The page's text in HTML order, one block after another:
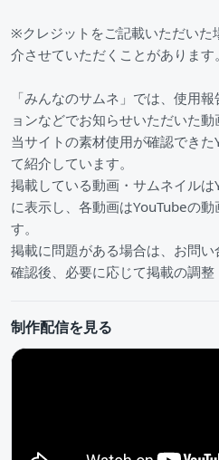
※クレジットをご記載いただいた
介させていただくことがあります。
「みんなのサムネ」では、使用
ョンなどでお知らせいただいた
当サイトの素材使用が確認でき
て紹介しています。
掲載している動画・サムネイル
に表示し、各動画はYouTubeの
す。
掲載に問題がある場合は、お問い
確認後、必要に応じて掲載の調整
制作配信を見る